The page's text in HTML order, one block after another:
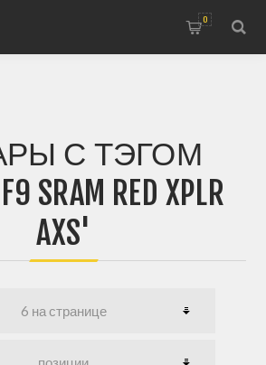
0
С ТЭГОМ
SRAM RED XPLR
AXS'